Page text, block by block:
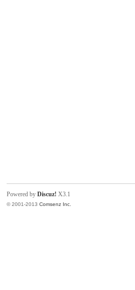
Powered byDiscuz! X3.1
© 2001-2013Comsenz Inc.